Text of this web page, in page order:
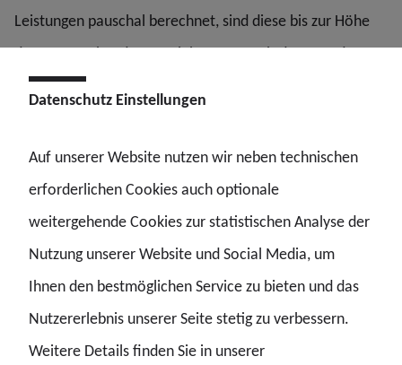
Leistungen pauschal berechnet, sind diese bis zur Höhe
der entsprechenden Vereinbarungen mit der GKV, den
Rentenversicherungsträger oder des Bundes oder Landes
Aufwendungen für stationäre oder teilstationäre
Palliativversorgung in einem Hospiz sind nach Maßgabe
einer ärztlichen Bescheinigung bis zur Höhe allgemeiner
Krankenhaus-leistungen im Sinne des § 24 Abs. 2 Nr. 2
BVO beihilfefähig.
Datenschutz Einstellungen
Auf unserer Website nutzen wir neben technischen
erforderlichen Cookies auch optionale
weitergehende Cookies zur statistischen Analyse der
Nutzung unserer Website und Social Media, um
Ihnen den bestmöglichen Service zu bieten und das
Nutzererlebnis unserer Seite stetig zu verbessern.
Weitere Details finden Sie in unserer